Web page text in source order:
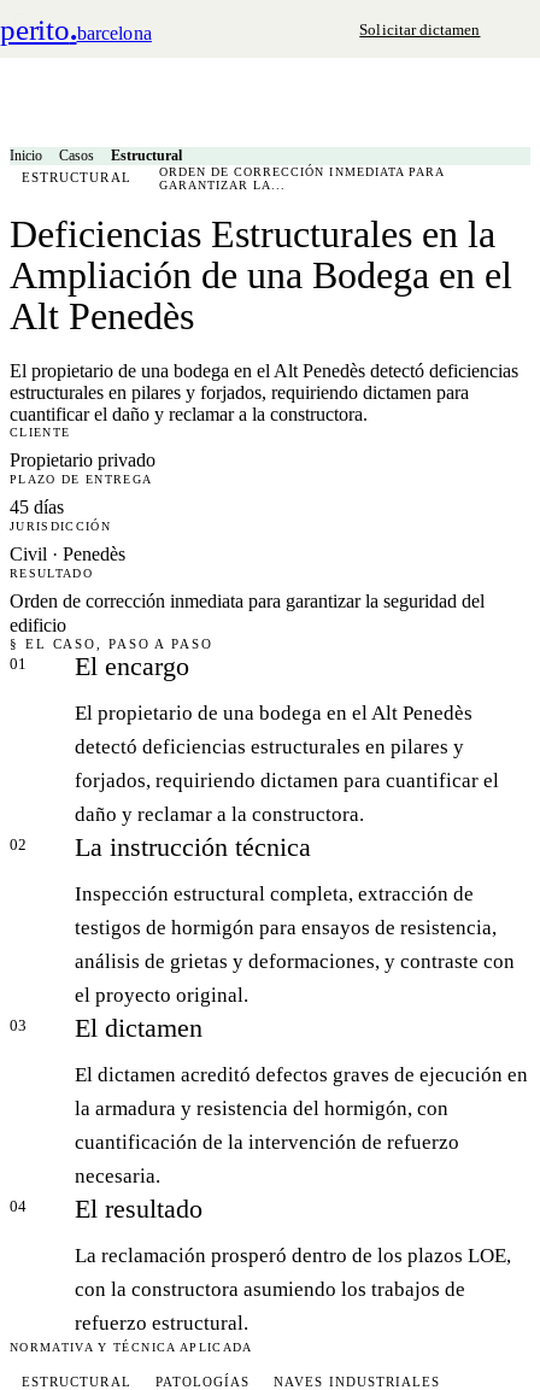
perito.barcelona Solicitar dictamen
Inicio Casos Estructural
ESTRUCTURAL
ORDEN DE CORRECCIÓN INMEDIATA PARA
GARANTIZAR LA...
Deficiencias Estructurales en la
Ampliación de una Bodega en el
Alt Penedès
El propietario de una bodega en el Alt Penedès detectó deficiencias
estructurales en pilares y forjados, requiriendo dictamen para
cuantificar el daño y reclamar a la constructora.
CLIENTE
Propietario privado
PLAZO DE ENTREGA
45 días
JURISDICCIÓN
Civil · Penedès
RESULTADO
Orden de corrección inmediata para garantizar la seguridad del
edificio
§ EL CASO, PASO A PASO
01 El encargo
El propietario de una bodega en el Alt Penedès
detectó deficiencias estructurales en pilares y
forjados, requiriendo dictamen para cuantificar el
daño y reclamar a la constructora.
02 La instrucción técnica
Inspección estructural completa, extracción de
testigos de hormigón para ensayos de resistencia,
análisis de grietas y deformaciones, y contraste con
el proyecto original.
03 El dictamen
El dictamen acreditó defectos graves de ejecución en
la armadura y resistencia del hormigón, con
cuantificación de la intervención de refuerzo
necesaria.
04 El resultado
La reclamación prosperó dentro de los plazos LOE,
con la constructora asumiendo los trabajos de
refuerzo estructural.
NORMATIVA Y TÉCNICA APLICADA
ESTRUCTURAL PATOLOGÍAS NAVES INDUSTRIALES